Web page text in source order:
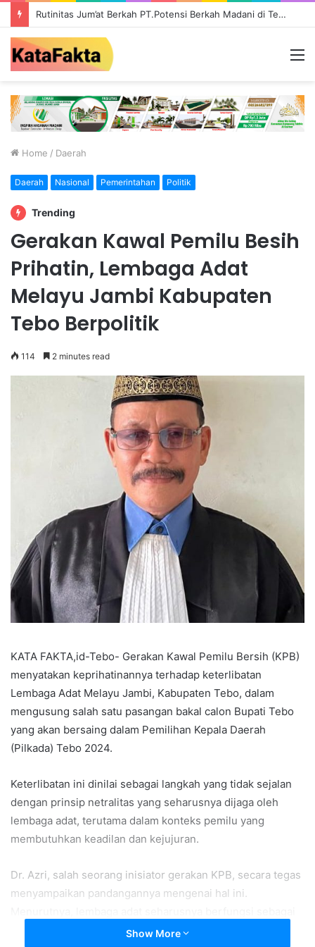
Rutinitas Jum’at Berkah PT.Potensi Berkah Madani di Tebo, Salurkan Bantuan ke Masyarakat
Home / Daerah
Daerah Nasional Pemerintahan Politik
Trending
Gerakan Kawal Pemilu Besih
Prihatin, Lembaga Adat
Melayu Jambi Kabupaten
Tebo Berpolitik
114 2 minutes read
KATA FAKTA,id-Tebo- Gerakan Kawal Pemilu Bersih (KPB)
menyatakan keprihatinannya terhadap keterlibatan
Lembaga Adat Melayu Jambi, Kabupaten Tebo, dalam
mengusung salah satu pasangan bakal calon Bupati Tebo
yang akan bersaing dalam Pemilihan Kepala Daerah
(Pilkada) Tebo 2024.
Keterlibatan ini dinilai sebagai langkah yang tidak sejalan
dengan prinsip netralitas yang seharusnya dijaga oleh
lembaga adat, terutama dalam konteks pemilu yang
membutuhkan keadilan dan kejujuran.
Dr. Azri, salah seorang inisiator gerakan KPB, secara tegas
menyampaikan pandangannya mengenai hal ini.
pilar netralitas dalam masyarakat, bukan sebagai
Show More